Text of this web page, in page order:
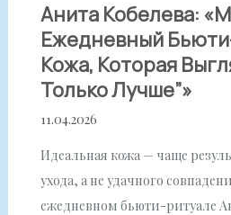
Анита Кобелева:
Ежедневный
Кожа, Которая
Только Лучше”»
11.04.2026
Идеальная кожа — чаще
ухода, а не удачного
ежедневном бьюти-ритуале